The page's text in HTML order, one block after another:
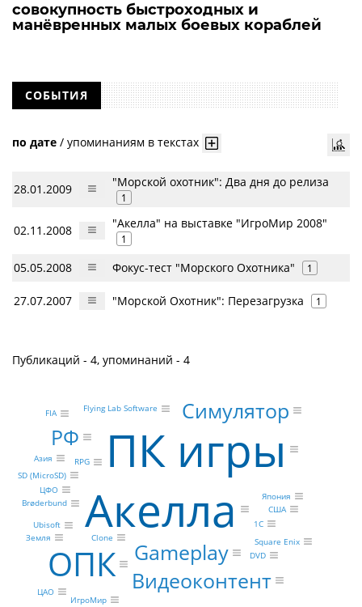
совокупность быстроходных и
манёвренных малых боевых кораблей
СОБЫТИЯ
по дате / упоминаниям в текстах
28.01.2009 "Морской охотник": Два дня до релиза
1
02.11.2008 "Акелла" на выставке "ИгроМир 2008"
1
05.05.2008 Фокус-тест "Морского Охотника" 1
27.07.2007 "Морской Охотник": Перезагрузка 1
Публикаций - 4, упоминаний - 4
Акелла
ПК игры
ОПК
Gameplay
Видеоконтент
Симулятор
РФ
Clone
DVD
RPG
SD (MicroSD)
Brøderbund
Square Enix
1С
Ubisoft
Flying Lab Software
Азия
ЦАО
США
ЦФО
Земля
Япония
FIA
ИгроМир